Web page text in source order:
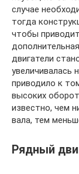
случае
тогда
чтобы
двигатели
увеличивалась
приводило к
высоких
известно, чем
вала, тем
Рядный